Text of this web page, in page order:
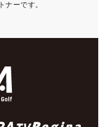
ナーです。